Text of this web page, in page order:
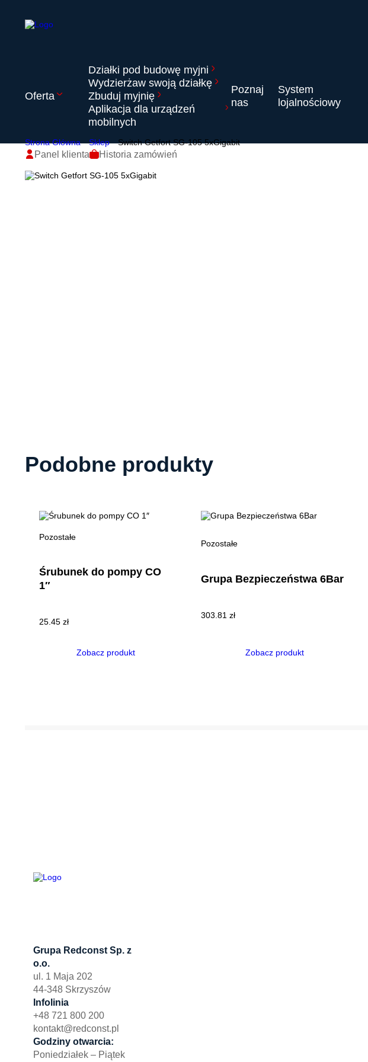
Oferta
Działki pod budowę myjni
Wydzierżaw swoją działkę
Zbuduj myjnię
Aplikacja dla urządzeń
mobilnych
Poznaj
nas
System
lojalnościowy
Panel klienta Historia zamówień
Strona Główna Sklep Switch Getfort SG-105 5xGigabit
Podobne produkty
Pozostałe
Śrubunek do pompy CO
1″
25.45 zł
Zobacz produkt
Pozostałe
Grupa Bezpieczeństwa 6Bar
303.81 zł
Zobacz produkt
Grupa Redconst Sp. z
o.o.
ul. 1 Maja 202
44-348 Skrzyszów
Infolinia
+48 721 800 200
kontakt@redconst.pl
Godziny otwarcia:
Poniedziałek – Piątek